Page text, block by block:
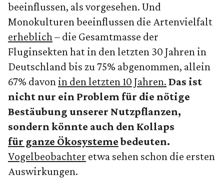
beeinflussen, als vorgesehen. Und
Monokulturen beeinflussen die Artenvielfalt
erheblich– die Gesamtmasse der
Fluginsekten hat in den letzten 30 Jahren in
Deutschland bis zu 75% abgenommen, allein
67% davon in den letzten 10 Jahren. Das ist
nicht nur ein Problem für die nötige
Bestäubung unserer Nutzpflanzen,
sondern könnte auch den Kollaps
für ganze Ökosystemebedeuten.
Vogelbeobachter etwa sehen schon die ersten
Auswirkungen.